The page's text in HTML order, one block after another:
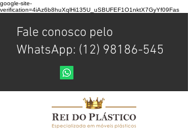
google-site-
verification=4iAz6b8huXqlHi135U_uSBUFEF1O1nktX7GyYf09Fas
Fale conosco pelo
WhatsApp: (12) 98186-545